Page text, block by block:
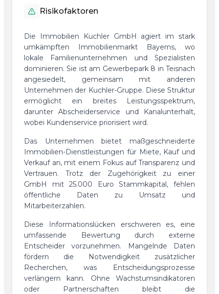
Risikofaktoren
Die Immobilien Kuchler GmbH agiert im stark
umkämpften Immobilienmarkt Bayerns, wo
lokale Familienunternehmen und Spezialisten
dominieren. Sie ist am Gewerbepark 8 in Teisnach
angesiedelt, gemeinsam mit anderen
Unternehmen der Kuchler-Gruppe. Diese Struktur
ermöglicht ein breites Leistungsspektrum,
darunter Abscheiderservice und Kanalunterhalt,
wobei Kundenservice priorisiert wird.
Das Unternehmen bietet maßgeschneiderte
Immobilien-Dienstleistungen für Miete, Kauf und
Verkauf an, mit einem Fokus auf Transparenz und
Vertrauen. Trotz der Zugehörigkeit zu einer
GmbH mit 25.000 Euro Stammkapital, fehlen
öffentliche Daten zu Umsatz und
Mitarbeiterzahlen.
Diese Informationslücken erschweren es, eine
umfassende Bewertung durch externe
Entscheider vorzunehmen. Mangelnde Daten
fördern die Notwendigkeit zusätzlicher
Recherchen, was Entscheidungsprozesse
verlängern kann. Ohne Wachstumsindikatoren
oder Partnerschaften bleibt die